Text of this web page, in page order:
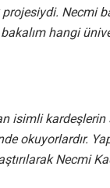
Necmi
hangi
isimli
okuyorlardır.
Necmi